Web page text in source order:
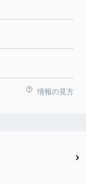
情報の見方